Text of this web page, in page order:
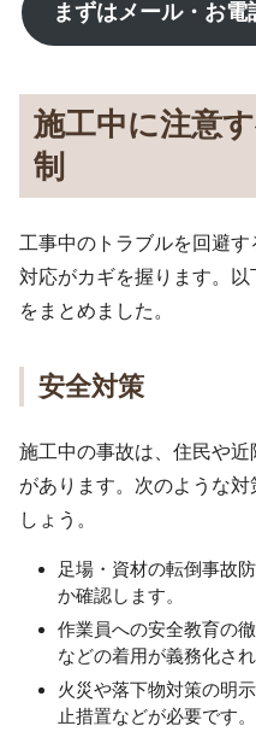
まずはメール・お電
施工中に注意
制
工事中のトラブルを回避
対応がカギを握ります。
をまとめました。
安全対策
施工中の事故は、住民や
があります。次のような
しょう。
足場・資材の転倒事故
か確認します。
作業員への安全教育の
などの着用が義務化され
火災や落下物対策の明
止措置などが必要です。